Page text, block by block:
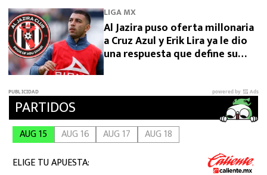
LIGA MX
Al Jazira puso oferta millonaria
a Cruz Azul y Erik Lira ya le dio
una respuesta que define su